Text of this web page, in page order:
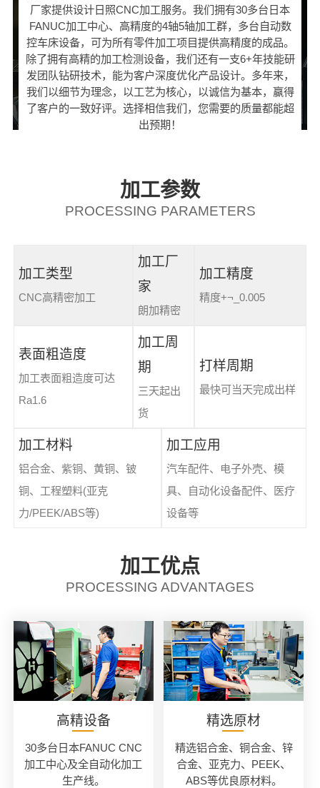
厂家提供设计日照CNC加工服务。我们拥有30多台日本
FANUC加工中心、高精度的4轴5轴加工群，多台自动数
控车床设备，可为所有零件加工项目提供高精度的成品。
除了拥有高精的加工检测设备，我们还有一支6+年技能研
发团队钻研技术，能为客户深度优化产品设计。多年来，
我们以细节为理念，以工艺为核心，以诚信为基本，赢得
了客户的一致好评。选择相信我们，您需要的质量都能超
出预期！
加工参数
PROCESSING PARAMETERS
加工类型
CNC高精密加工
加工厂
家
朗加精密
加工精度
精度+¬_0.005
表面粗造度
加工表面粗造度可达
Ra1.6
加工周
期
三天起出
货
打样周期
最快可当天完成出样
加工材料
铝合金、紫铜、黄铜、铍
铜、工程塑料(亚克
力/PEEK/ABS等)
加工应用
汽车配件、电子外壳、模
具、自动化设备配件、医疗
设备等
加工优点
PROCESSING ADVANTAGES
高精设备
30多台日本FANUC CNC
加工中心及全自动化加工
生产线。
精选原材
精选铝合金、铜合金、锌
合金、亚克力、PEEK、
ABS等优良原材料。